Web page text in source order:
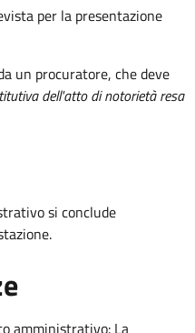
per la presentazione
un procuratore, che deve
dell'atto di notorietà resa
si conclude
amministrativo: La